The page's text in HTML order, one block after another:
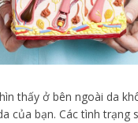
thấy ở bên ngoài da
của bạn. Các tình trạng